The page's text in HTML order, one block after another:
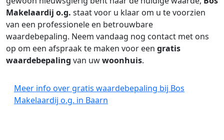
Makelaardij o.g. staat voor u klaar om u te voorzien
van een professionele en betrouwbare
waardebepaling. Neem vandaag nog contact met ons
op om een afspraak te maken voor een gratis
waardebepaling van uwwoonhuis.
Meer info over gratis waardebepaling bij Bos
Makelaardij o.g. in Baarn